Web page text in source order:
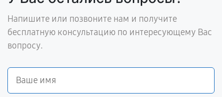
Напишите или позвоните нам и получите
бесплатную консультацию по интересующему Вас
вопросу.